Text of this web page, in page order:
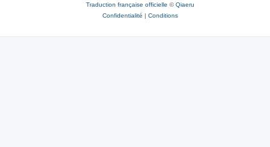
Traduction française officielle ©Qiaeru
Confidentialité | Conditions